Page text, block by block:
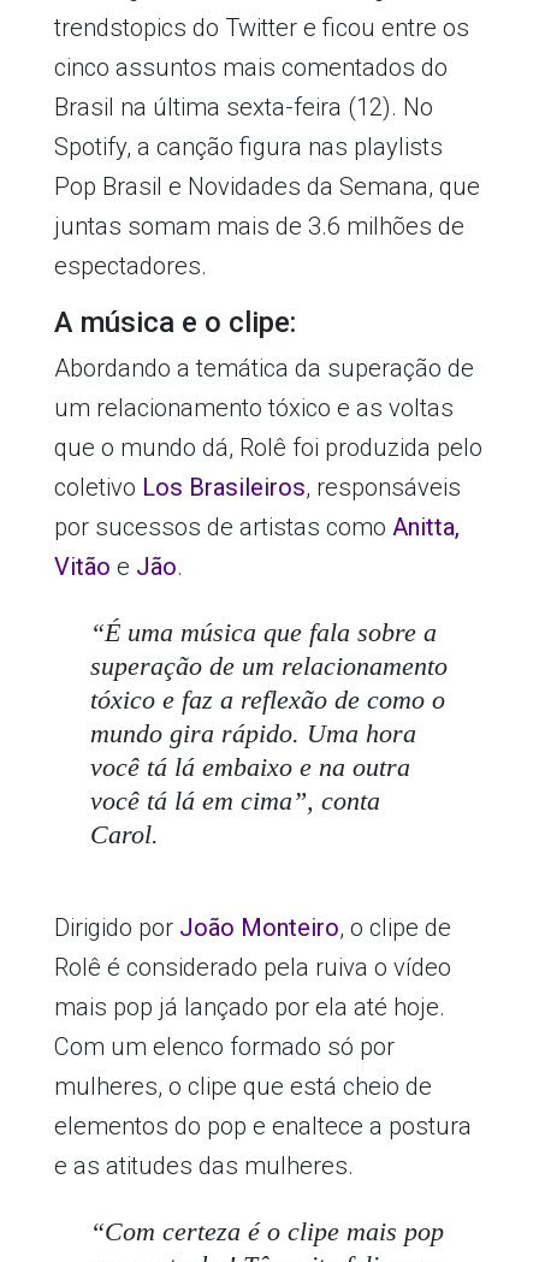
trendstopics do Twitter e ficou entre os
cinco assuntos mais comentados do
Brasil na última sexta-feira (12). No
Spotify, a canção figura nas playlists
Pop Brasil e Novidades da Semana, que
juntas somam mais de 3.6 milhões de
espectadores.
A música e o clipe:
Abordando a temática da superação de
um relacionamento tóxico e as voltas
que o mundo dá, Rolê foi produzida pelo
coletivo Los Brasileiros, responsáveis
por sucessos de artistas como Anitta,
Vitão e Jão.
“É uma música que fala sobre a
superação de um relacionamento
tóxico e faz a reflexão de como o
mundo gira rápido. Uma hora
você tá lá embaixo e na outra
você tá lá em cima”, conta
Carol.
Dirigido por João Monteiro, o clipe de
Rolê é considerado pela ruiva o vídeo
mais pop já lançado por ela até hoje.
Com um elenco formado só por
mulheres, o clipe que está cheio de
elementos do pop e enaltece a postura
e as atitudes das mulheres.
“Com certeza é o clipe mais pop